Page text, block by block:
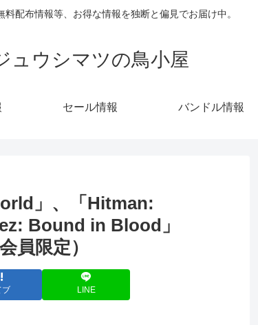
料配布情報等、お得な情報を独断と偏見でお届け中。
ュウシマツの鳥小屋
セール情報 バンドル情報
」、「Hitman:
Bound in Blood」
員限定）
ブ LINE